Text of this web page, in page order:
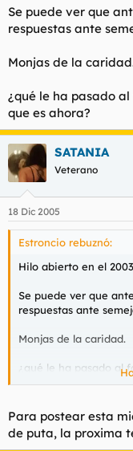
Se puede ver que
respuestas ante
Monjas de la
¿qué le ha pasado
que es ahora?
SATANIA
Veterano
18 Dic 2005
Estroncio rebuznó:
Hilo abierto en el
Se puede ver que
respuestas ante
Monjas de la caridad.
¿qué le ha pasado al
es ahora?
Para postear esta
de puta, la proxima